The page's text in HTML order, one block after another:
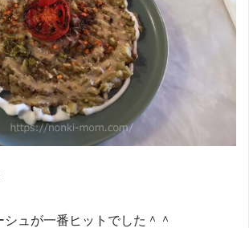
ュが一番ヒットでした＾＾